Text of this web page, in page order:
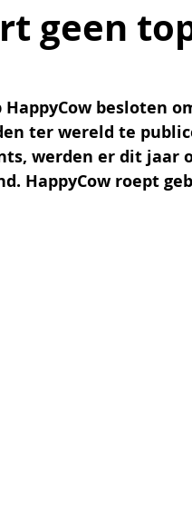
geen
besloten
ter wereld te
werden er dit jaar
HappyCow roept